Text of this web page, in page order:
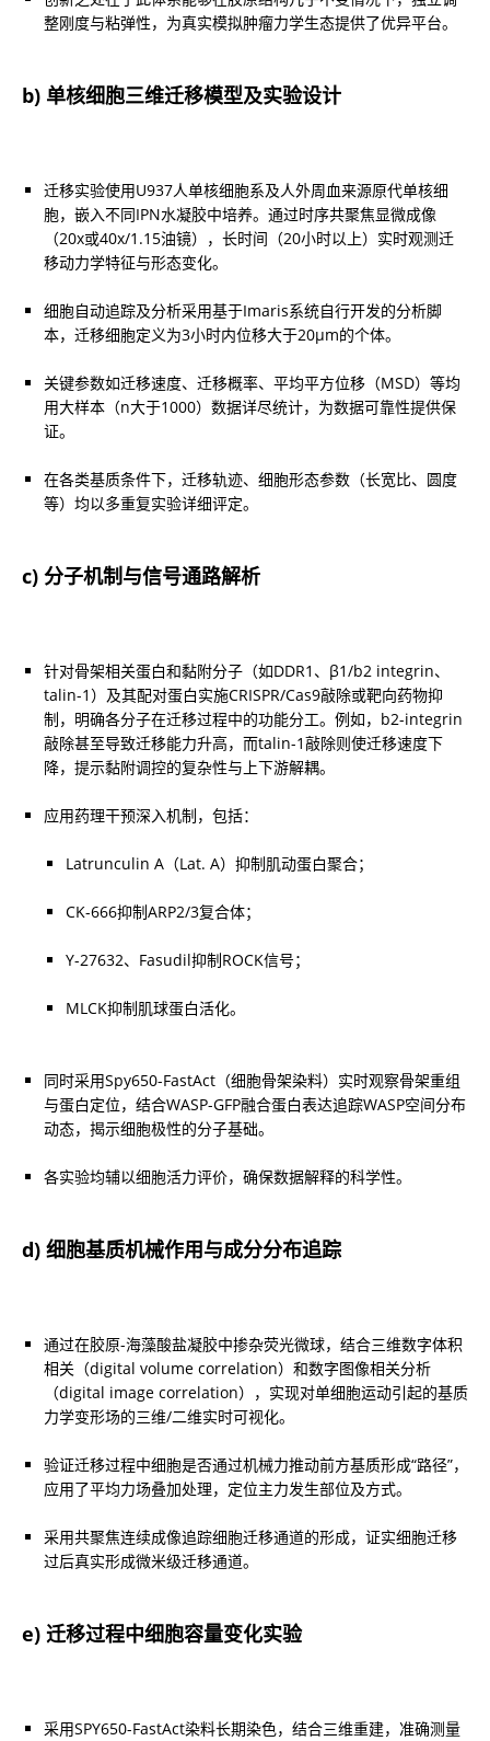
整刚度与粘弹性，为真实模拟肿瘤力学生态提供了优异平台。
b) 单核细胞三维迁移模型及实验设计
迁移实验使用U937人单核细胞系及人外周血来源原代单核细
胞，嵌入不同IPN水凝胶中培养。通过时序共聚焦显微成像
（20x或40x/1.15油镜），长时间（20小时以上）实时观测迁
移动力学特征与形态变化。
细胞自动追踪及分析采用基于Imaris系统自行开发的分析脚
本，迁移细胞定义为3小时内位移大于20μm的个体。
关键参数如迁移速度、迁移概率、平均平方位移（MSD）等均
用大样本（n大于1000）数据详尽统计，为数据可靠性提供保
证。
在各类基质条件下，迁移轨迹、细胞形态参数（长宽比、圆度
等）均以多重复实验详细评定。
c) 分子机制与信号通路解析
针对骨架相关蛋白和黏附分子（如DDR1、β1/b2 integrin、
talin-1）及其配对蛋白实施CRISPR/Cas9敲除或靶向药物抑
制，明确各分子在迁移过程中的功能分工。例如，b2-integrin
敲除甚至导致迁移能力升高，而talin-1敲除则使迁移速度下
降，提示黏附调控的复杂性与上下游解耦。
Latrunculin A（Lat. A）抑制肌动蛋白聚合；
CK-666抑制ARP2/3复合体；
Y-27632、Fasudil抑制ROCK信号；
MLCK抑制肌球蛋白活化。
同时采用Spy650-FastAct（细胞骨架染料）实时观察骨架重组
与蛋白定位，结合WASP-GFP融合蛋白表达追踪WASP空间分布
动态，揭示细胞极性的分子基础。
各实验均辅以细胞活力评价，确保数据解释的科学性。
d) 细胞基质机械作用与成分分布追踪
通过在胶原-海藻酸盐凝胶中掺杂荧光微球，结合三维数字体积
相关（digital volume correlation）和数字图像相关分析
（digital image correlation），实现对单细胞运动引起的基质
力学变形场的三维/二维实时可视化。
验证迁移过程中细胞是否通过机械力推动前方基质形成“路径”，
应用了平均力场叠加处理，定位主力发生部位及方式。
采用共聚焦连续成像追踪细胞迁移通道的形成，证实细胞迁移
过后真实形成微米级迁移通道。
e) 迁移过程中细胞容量变化实验
采用SPY650-FastAct染料长期染色，结合三维重建，准确测量